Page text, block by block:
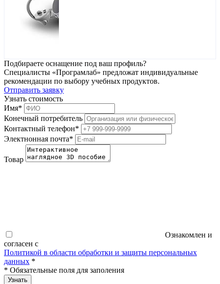
Подбираете оснащение под ваш профиль?
Специалисты «Програмлаб» предложат индивидуальные
рекомендации по выбору учебных продуктов.
Отправить заявку
Узнать стоимость
Имя*
Конечный потребитель
Контактный телефон*
Электнонная почта*
Товар
Ознакомлен и
согласен с
Политикой в области обработки и защиты персональных
данных *
* Обязательные поля для заполения
Узнать